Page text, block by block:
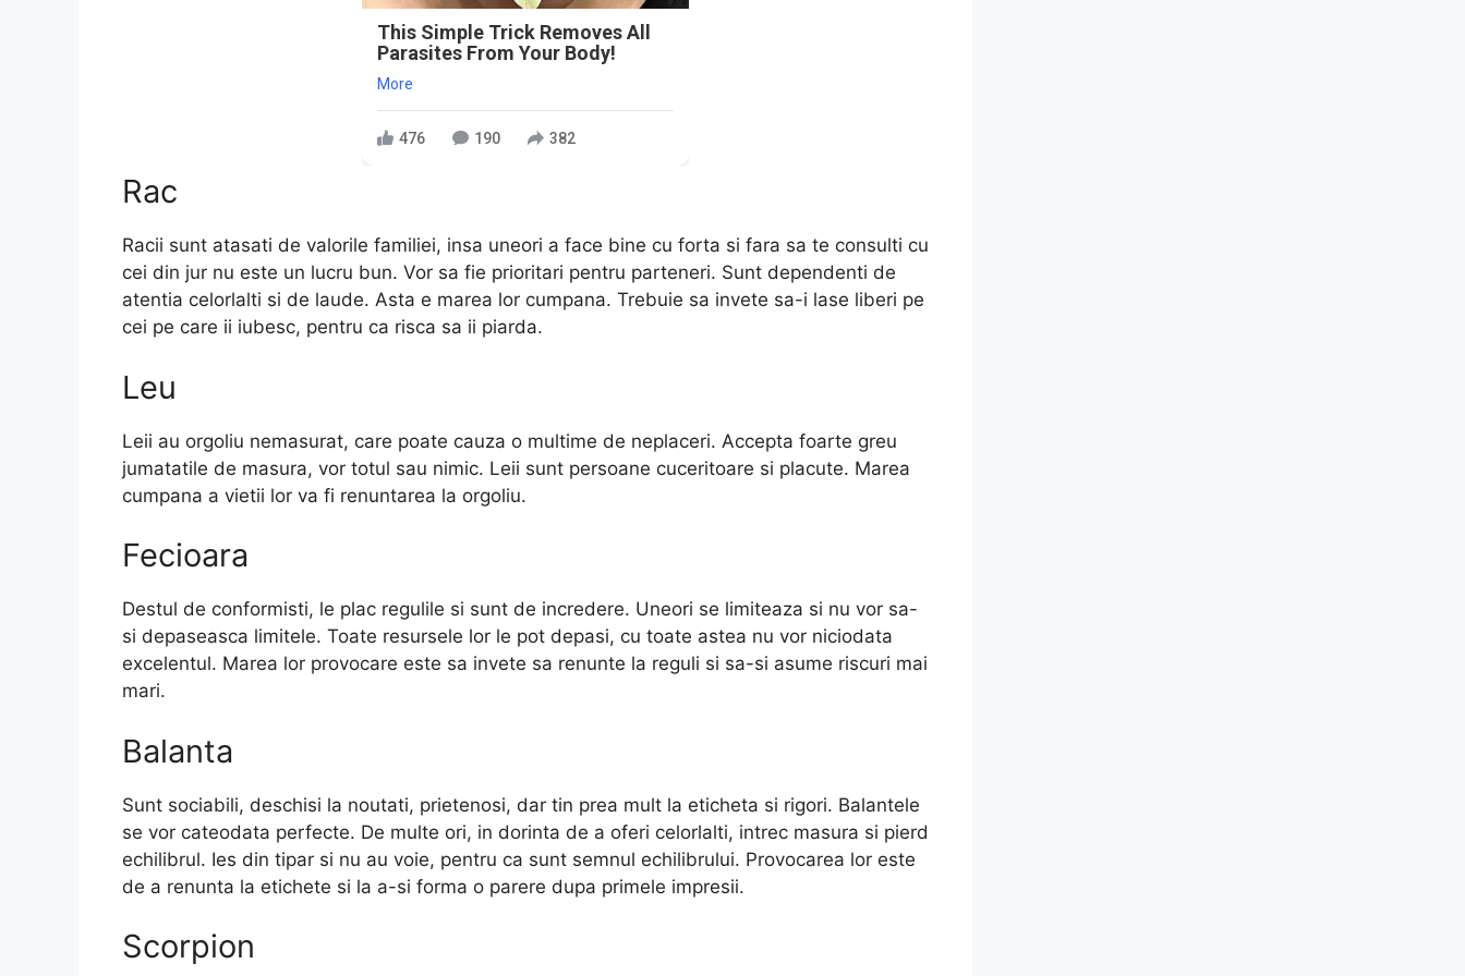
This Simple Trick Removes All
Parasites From Your Body!
More
476 190 382
Rac
Racii sunt atasati de valorile familiei, insa uneori a face bine cu forta si fara sa te consulti cu
cei din jur nu este un lucru bun. Vor sa fie prioritari pentru parteneri. Sunt dependenti de
atentia celorlalti si de laude. Asta e marea lor cumpana. Trebuie sa invete sa-i lase liberi pe
cei pe care ii iubesc, pentru ca risca sa ii piarda.
Leu
Leii au orgoliu nemasurat, care poate cauza o multime de neplaceri. Accepta foarte greu
jumatatile de masura, vor totul sau nimic. Leii sunt persoane cuceritoare si placute. Marea
cumpana a vietii lor va fi renuntarea la orgoliu.
Fecioara
Destul de conformisti, le plac regulile si sunt de incredere. Uneori se limiteaza si nu vor sa-
si depaseasca limitele. Toate resursele lor le pot depasi, cu toate astea nu vor niciodata
excelentul. Marea lor provocare este sa invete sa renunte la reguli si sa-si asume riscuri mai
mari.
Balanta
Sunt sociabili, deschisi la noutati, prietenosi, dar tin prea mult la eticheta si rigori. Balantele
se vor cateodata perfecte. De multe ori, in dorinta de a oferi celorlalti, intrec masura si pierd
echilibrul. Ies din tipar si nu au voie, pentru ca sunt semnul echilibrului. Provocarea lor este
de a renunta la etichete si la a-si forma o parere dupa primele impresii.
Scorpion